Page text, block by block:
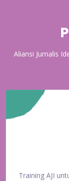
Aliansi Jurnalis
Training AJI